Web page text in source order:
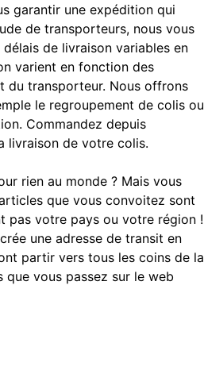
garantir une expédition qui
de transporteurs, nous vous
de livraison variables en
varient en fonction des
du transporteur. Nous offrons
le regroupement de colis ou
Commandez depuis
livraison de votre colis.
rien au monde ? Mais vous
que vous convoitez sont
pas votre pays ou votre région !
une adresse de transit en
partir vers tous les coins de la
que vous passez sur le web